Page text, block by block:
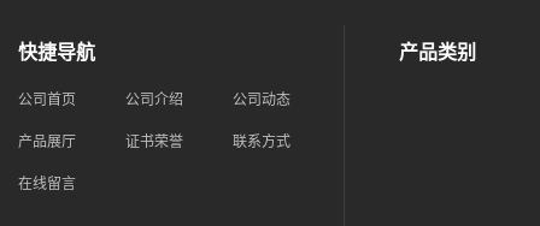
快捷导航
公司首页 公司介绍 公司动态
产品展厅 证书荣誉 联系方式
在线留言
产品类别